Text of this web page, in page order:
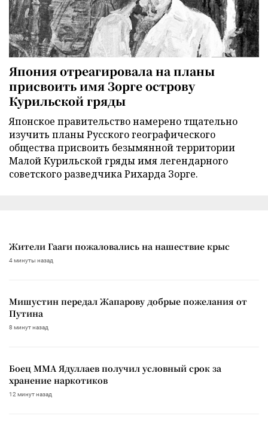
Япония отреагировала на планы
присвоить имя Зорге острову
Курильской гряды
Японское правительство намерено тщательно
изучить планы Русского географического
общества присвоить безымянной территории
Малой Курильской гряды имя легендарного
советского разведчика Рихарда Зорге.
Жители Гааги пожаловались на нашествие крыс
4 минуты назад
Мишустин передал Жапарову добрые пожелания от
Путина
8 минут назад
Боец ММА Ядуллаев получил условный срок за
хранение наркотиков
12 минут назад